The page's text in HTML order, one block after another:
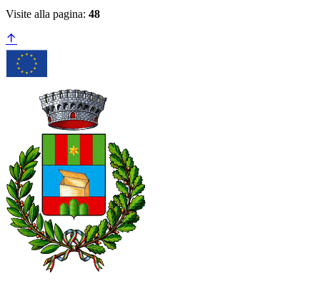
Visite alla pagina: 48